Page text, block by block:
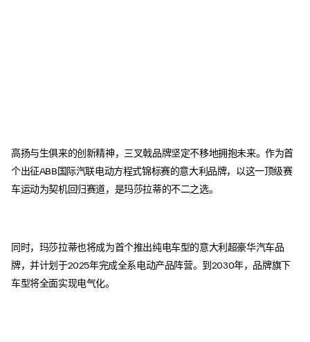
高扬与生俱来的创新精神，三叉戟品牌坚定不移地拥抱未来。作为首
个出征ABB国际汽联电动方程式锦标赛的意大利品牌，以这一顶级赛
车运动为契机回归赛道，是玛莎拉蒂的不二之选。
同时，玛莎拉蒂也将成为首个推出纯电车型的意大利超豪华汽车品
牌，并计划于2025年完成全系电动产品阵营。到2030年，品牌旗下
车型将全面实现电气化。